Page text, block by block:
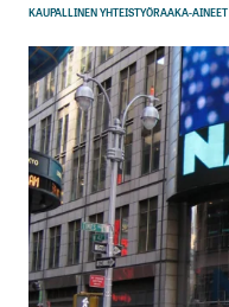
KAUPALLINEN YHTEISTYÖRAAKA-AINEET